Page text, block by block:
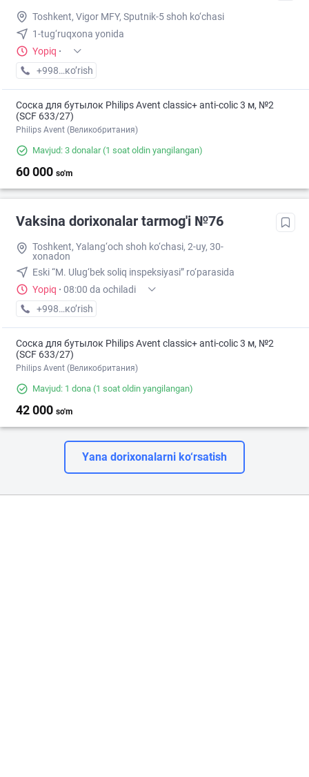
Toshkent, Vigor MFY, Sputnik-5 shoh ko‘chasi
1-tug‘ruqxona yonida
Yopiq ·
+998 (90) XXX-XX-XX
кo’rish
Соска для бутылок Philips Avent classic+ anti-colic 3 м, №2
(SCF 633/27)
Philips Avent (Великобритания)
Mavjud: 3 donalar(1 soat oldin yangilangan)
60 000 so'm
Vaksina dorixonalar tarmog'i №76
Toshkent, Yalang‘och shoh ko‘chasi, 2-uy, 30-
xonadon
Eski “M. Ulug‘bek soliq inspeksiyasi” ro‘parasida
Yopiq · 08:00 da ochiladi
+998 (70) XXX-XX-XX
кo’rish
Соска для бутылок Philips Avent classic+ anti-colic 3 м, №2
(SCF 633/27)
Philips Avent (Великобритания)
Mavjud: 1 dona (1 soat oldin yangilangan)
42 000 so'm
Yana dorixonalarni ko‘rsatish